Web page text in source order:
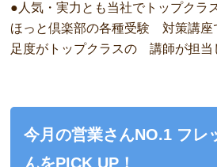
●人気・実力とも当社でトップクラ
ほっと倶楽部の各種受験 対策講
足度がトップクラスの 講師が担当
今月の営業さんNO.1 フレ
んをPICK UP！